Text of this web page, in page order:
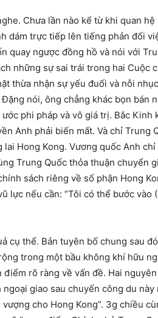
Chưa lần nào kể từ khi quan
dám trực tiếp lên tiếng phản đối
quay ngược đồng hồ và nói với
những sự sai trái trong hai Cuộc
thừa nhận sự yếu đuối và nỗi
nói, ông chẳng khác bọn bán
phi pháp và vô giá trị. Bắc Kinh
Anh phải biến mất. Và chỉ Trung
Hong Kong. Vương quốc Anh
Trung Quốc thỏa thuận chuyển
sách riêng về số phận Hong
lực nếu cần: “Tôi có thể bước vào
cụ thể. Bản tuyên bố chung sau
trong một bầu không khí hữu
rõ ràng về vấn đề. Hai
giao sau chuyến công du
cho Hong Kong”. 3g chiều